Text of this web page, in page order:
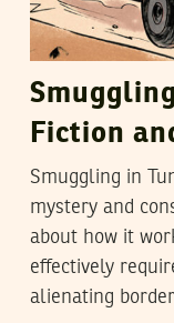
Fiction
Smuggling in
mystery and
about how it
effectively
alienating